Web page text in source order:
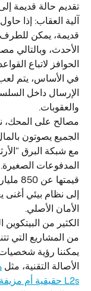
تقديم حالة قديمة
آلية العقاب: إذا
قديمة، يمكن للطرف
الأحدث، وبالتالي
الحوافز لاتباع
في الأساس، يتم لعب
الإرسال داخل
والعقوبات.
مصالح على المحك،
مع شبكة البرق
المدفوعات
إلى نظام بيئي أغنى
الأمان الأصلي.
الكثير من
من المشاريع التي
يمكننا رؤية
الأصالة التقنية، مثل
L2s حقيقية أم مزيفة؟